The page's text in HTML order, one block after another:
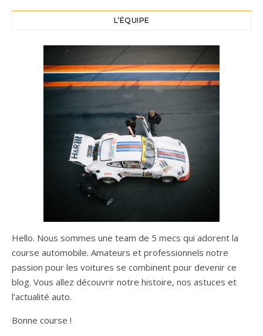
L’ÉQUIPE
Hello. Nous sommes une team de 5 mecs qui adorent la
course automobile. Amateurs et professionnels notre
passion pour les voitures se combinent pour devenir ce
blog. Vous allez découvrir notre histoire, nos astuces et
l’actualité auto.
Bonne course !